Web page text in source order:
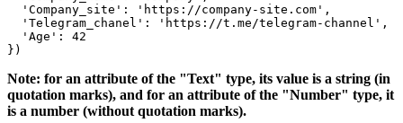
  'Company_site': 'https://company-site.com',
  'Telegram_chanel': 'https://t.me/telegram-channel',
  'Age': 42
Note: for an attribute of the "Text" type, its value is a string (in
quotation marks), and for an attribute of the "Number" type, it
is a number (without quotation marks).